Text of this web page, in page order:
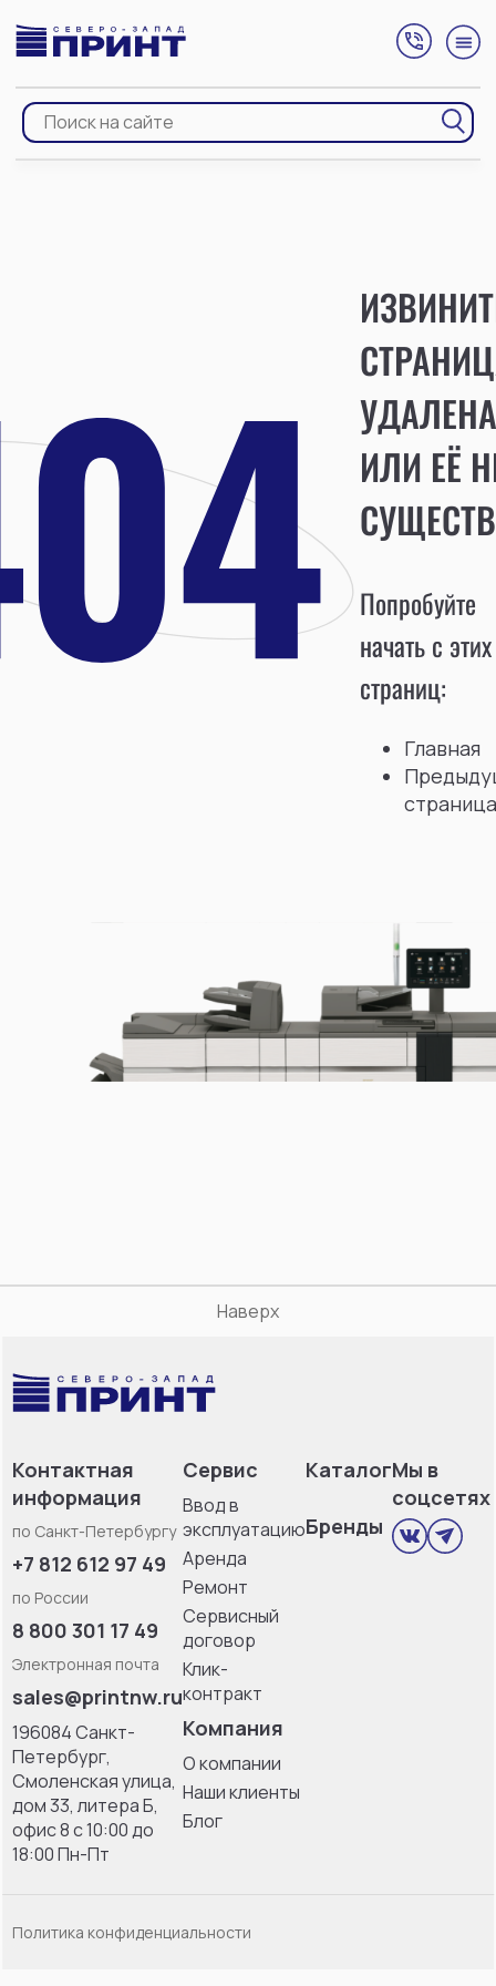
УДАЛЕНА
ИЛИ ЕЁ
Попробуйте
начать с этих
страниц:
Главная
страница
Наверх
Контактная
информация
по Санкт-Петербургу
+7 812 612 97 49
по России
8 800 301 17 49
Электронная почта
sales@printnw.ru
196084 Санкт-
Петербург,
Смоленская улица,
дом 33, литерa Б,
офис 8 с 10:00 до
18:00 Пн-Пт
Сервис
Ввод в
эксплуатацию
Аренда
Ремонт
Сервисный
договор
Клик-
контракт
Компания
О компании
Наши клиенты
Блог
Каталог
Бренды
Мы в
соцсетях
Политика конфиденциальности